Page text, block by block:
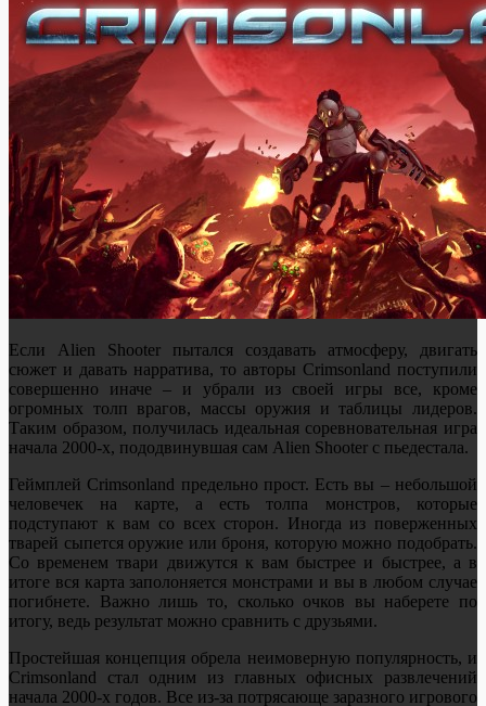
Если Alien Shooter пытался создавать атмосферу, двигать
сюжет и давать нарратива, то авторы Crimsonland поступили
совершенно иначе – и убрали из своей игры все, кроме
огромных толп врагов, массы оружия и таблицы лидеров.
Таким образом, получилась идеальная соревновательная игра
начала 2000-х, пододвинувшая сам Alien Shooter с пьедестала.
Геймплей Crimsonland предельно прост. Есть вы – небольшой
человечек на карте, а есть толпа монстров, которые
подступают к вам со всех сторон. Иногда из поверженных
тварей сыпется оружие или броня, которую можно подобрать.
Со временем твари движутся к вам быстрее и быстрее, а в
итоге вся карта заполоняется монстрами и вы в любом случае
погибнете. Важно лишь то, сколько очков вы наберете по
итогу, ведь результат можно сравнить с друзьями.
Простейшая концепция обрела неимоверную популярность, и
Crimsonland стал одним из главных офисных развлечений
начала 2000-х годов. Все из-за потрясающе заразного игрового